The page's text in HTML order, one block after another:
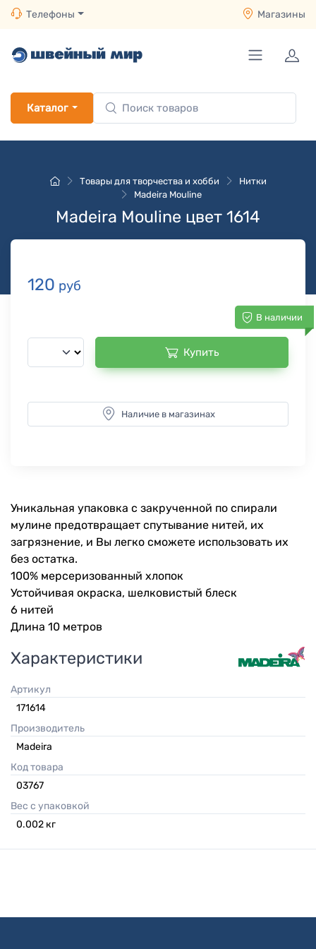
Телефоны Магазины
Каталог
Товары для творчества и хобби
Нитки
Madeira Mouline
Madeira Mouline цвет 1614
120 руб
В наличии
Купить
Наличие в магазинах
Уникальная упаковка с закрученной по спирали
мулине предотвращает спутывание нитей, их
загрязнение, и Вы легко сможете использовать их
без остатка.
100% мерсеризованный хлопок
Устойчивая окраска, шелковистый блеск
6 нитей
Длина 10 метров
Характеристики
Артикул
171614
Производитель
Madeira
Код товара
03767
Вес с упаковкой
0.002 кг